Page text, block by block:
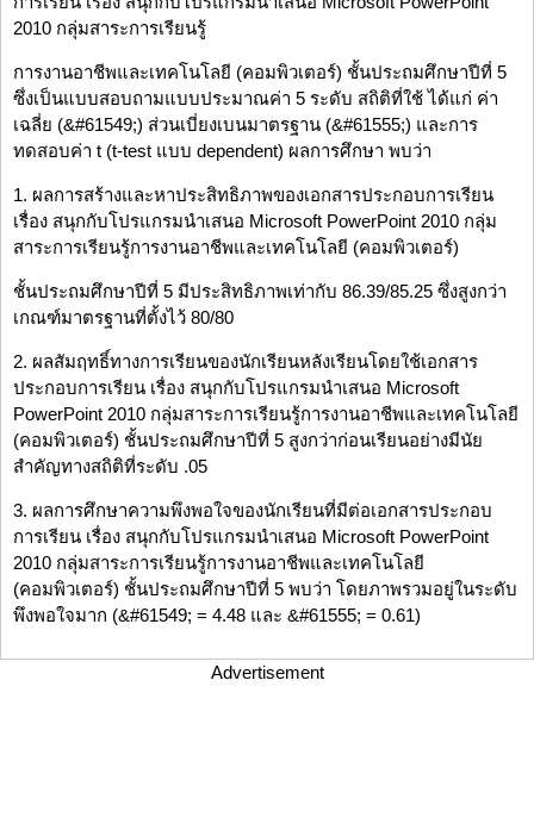
2010 กลุ่มสาระการเรียนรู้
การงานอาชีพและเทคโนโลยี (คอมพิวเตอร์) ชั้นประถมศึกษาปีที่ 5
ซึ่งเป็นแบบสอบถามแบบประมาณค่า 5 ระดับ สถิติที่ใช้ ได้แก่ ค่า
เฉลี่ย (&#61549;) ส่วนเบี่ยงเบนมาตรฐาน (&#61555;) และการ
ทดสอบค่า t (t-test แบบ dependent) ผลการศึกษา พบว่า
1. ผลการสร้างและหาประสิทธิภาพของเอกสารประกอบการเรียน
เรื่อง สนุกกับโปรแกรมนำเสนอ Microsoft PowerPoint 2010 กลุ่ม
สาระการเรียนรู้การงานอาชีพและเทคโนโลยี (คอมพิวเตอร์)
ชั้นประถมศึกษาปีที่ 5 มีประสิทธิภาพเท่ากับ 86.39/85.25 ซึ่งสูงกว่า
เกณฑ์มาตรฐานที่ตั้งไว้ 80/80
2. ผลสัมฤทธิ์ทางการเรียนของนักเรียนหลังเรียนโดยใช้เอกสาร
ประกอบการเรียน เรื่อง สนุกกับโปรแกรมนำเสนอ Microsoft
PowerPoint 2010 กลุ่มสาระการเรียนรู้การงานอาชีพและเทคโนโลยี
(คอมพิวเตอร์) ชั้นประถมศึกษาปีที่ 5 สูงกว่าก่อนเรียนอย่างมีนัย
สำคัญทางสถิติที่ระดับ .05
3. ผลการศึกษาความพึงพอใจของนักเรียนที่มีต่อเอกสารประกอบ
การเรียน เรื่อง สนุกกับโปรแกรมนำเสนอ Microsoft PowerPoint
2010 กลุ่มสาระการเรียนรู้การงานอาชีพและเทคโนโลยี
(คอมพิวเตอร์) ชั้นประถมศึกษาปีที่ 5 พบว่า โดยภาพรวมอยู่ในระดับ
พึงพอใจมาก (&#61549; = 4.48 และ &#61555; = 0.61)
Advertisement